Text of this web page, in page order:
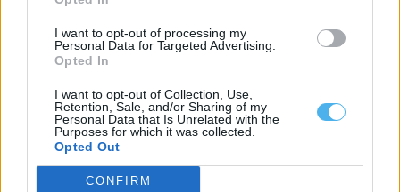
I want to opt-out of processing my
Personal Data for Targeted Advertising.
Opted In
I want to opt-out of Collection, Use,
Retention, Sale, and/or Sharing of my
Personal Data that Is Unrelated with the
Purposes for which it was collected.
Opted Out
CONFIRM